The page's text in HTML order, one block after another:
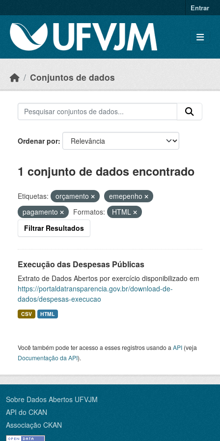
Entrar
Conjuntos de dados
Ordenar por
1 conjunto de dados encontrado
Etiquetas: orçamento
emepenho
pagamento
Formatos:
HTML
Filtrar Resultados
Execução das Despesas Públicas
Extrato de Dados Abertos por exercício disponibilizado em
https://portaldatransparencia.gov.br/download-de-
dados/despesas-execucao
CSV HTML
Você também pode ter acesso a esses registros usando a API (veja
Documentação da API).
Sobre Dados Abertos UFVJM
API do CKAN
Associação CKAN